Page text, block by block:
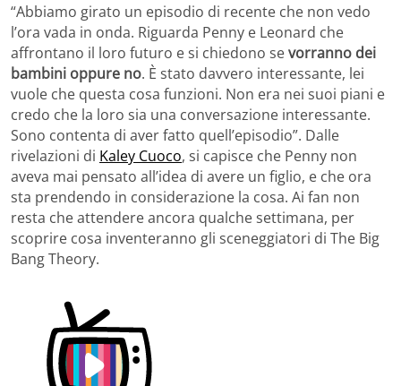
“Abbiamo girato un episodio di recente che non vedo
l’ora vada in onda. Riguarda Penny e Leonard che
affrontano il loro futuro e si chiedono sevorranno dei
bambini oppure no. È stato davvero interessante, lei
vuole che questa cosa funzioni. Non era nei suoi piani e
credo che la loro sia una conversazione interessante.
Sono contenta di aver fatto quell’episodio”. Dalle
rivelazioni di Kaley Cuoco, si capisce che Penny non
aveva mai pensato all’idea di avere un figlio, e che ora
sta prendendo in considerazione la cosa. Ai fan non
resta che attendere ancora qualche settimana, per
scoprire cosa inventeranno gli sceneggiatori di The Big
Bang Theory.